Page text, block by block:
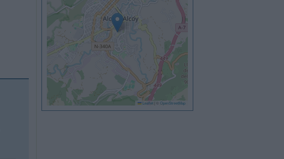
Leaflet © OpenStreetMap